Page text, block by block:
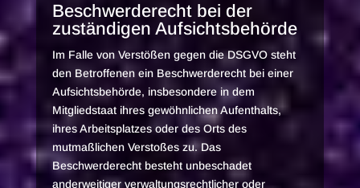
Beschwerde­recht bei der
zuständigen Aufsichts­behörde
Im Falle von Verstößen gegen die DSGVO steht
den Betroffenen ein Beschwerderecht bei einer
Aufsichtsbehörde, insbesondere in dem
Mitgliedstaat ihres gewöhnlichen Aufenthalts,
ihres Arbeitsplatzes oder des Orts des
mutmaßlichen Verstoßes zu. Das
Beschwerderecht besteht unbeschadet
anderweitiger verwaltungsrechtlicher oder